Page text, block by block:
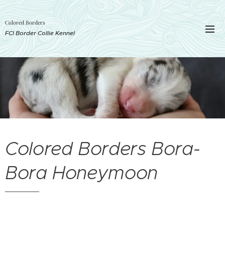
Colored Borders
FCI Border Collie Kennel
Colored Borders Bora-
Bora Honeymoon